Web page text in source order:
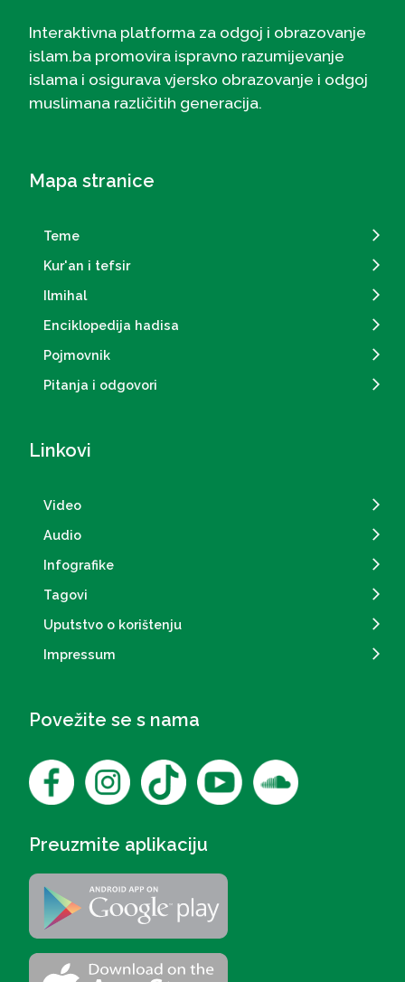
Interaktivna platforma za odgoj i obrazovanje
islam.ba promovira ispravno razumijevanje
islama i osigurava vjersko obrazovanje i odgoj
muslimana različitih generacija.
Mapa stranice
Teme
Kur'an i tefsir
Ilmihal
Enciklopedija hadisa
Pojmovnik
Pitanja i odgovori
Linkovi
Video
Audio
Infografike
Tagovi
Uputstvo o korištenju
Impressum
Povežite se s nama
Preuzmite aplikaciju